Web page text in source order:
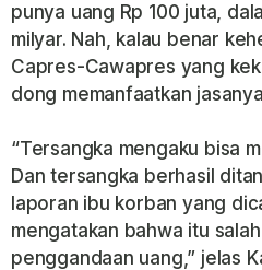
punya uang Rp 100 juta,
milyar. Nah, kalau benar
Capres-Cawapres yang
dong memanfaatkan
“Tersangka mengaku bisa
Dan tersangka berhasil
laporan ibu korban yang
mengatakan bahwa itu
penggandaan uang,” jelas